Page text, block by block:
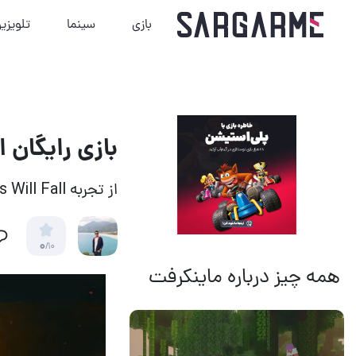
بازی سینما
همه چیز درباره ماینکرفت
بازی
از تجربه Gods Will Fall لذت ببرید
0/10